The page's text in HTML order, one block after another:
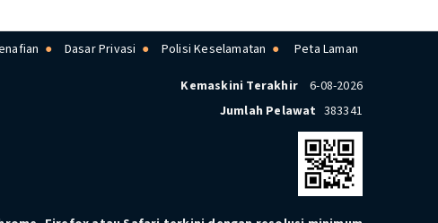
Dasar Privasi Polisi Keselamatan Peta Laman
Kemaskini Terakhir
6-08-2026
Jumlah Pelawat 383341